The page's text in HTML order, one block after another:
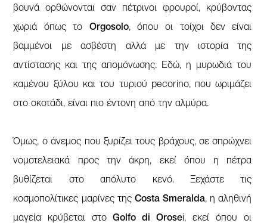
βουνά ορθώνονται σαν πέτρινοι φρουροί, κρύβοντας
χωριά όπως το Orgosolo, όπου οι τοίχοι δεν είναι
βαμμένοι με ασβέστη αλλά με την ιστορία της
αντίστασης και της απομόνωσης. Εδώ, η μυρωδιά του
καμένου ξύλου και του τυριού pecorino, που ωριμάζει
στο σκοτάδι, είναι πιο έντονη από την αλμύρα.
Όμως, ο άνεμος που ξυρίζει τους βράχους, σε σπρώχνει
νομοτελειακά προς την άκρη, εκεί όπου η πέτρα
βυθίζεται στο απόλυτο κενό. Ξεχάστε τις
κοσμοπολίτικες μαρίνες τηςCosta Smeralda, η αληθινή
μαγεία κρύβεται στο Golfo di Orosei, εκεί όπου οι